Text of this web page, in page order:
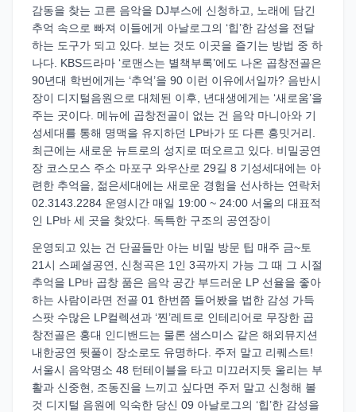
감동을 찾는 고른 음악을 DJ부스에 신청하고, 노래에 담긴
추억 속으로 빠져 이들에게 아날로그의 ‘힙’한 감성을 전달
하는 도구가 되고 있다. 보는 것도 이곳을 즐기는 방법 중 하
나다. KBS드라마 ‘로맨스는 별책부록’에도 나온 곱창전골은
90년대 학번에게는 ‘추억’을 90 이런 이유에서일까? 음반시
장이 디지털음원으로 대체된 이후, 년대생에게는 ‘새로움’을
주는 곳이다. 메뉴에 곱창전골이 없는 건 음악 마니아와 기
성세대를 통해 명맥을 유지하던 LP바가 또 다른 흥밋거리.
최근에는 새로운 뉴트로의 성지로 떠오르고 있다. 비밀공연
장 코스모스 주소 마포구 와우산로 29길 8 기성세대에는 아
련한 추억을, 젊은세대에는 새로운 경험을 선사하는 연락처
02.3143.2284 운영시간 매일 19:00 ~ 24:00 서울의 대표적
인 LP바 세 곳을 찾았다. 독특한 구조의 공연장이
운영되고 있는 건 단골들만 아는 비밀 방문 팁 매주 금~토
21시 스페셜공연, 신청곡은 1인 3곡까지 가능 그 때 그 시절
추억을 LP바 곱창 품은 음악 공간 부드러운 LP 선율을 좋아
하는 사람이라면 전골 01 한번쯤 들어봤을 법한 감성 가득
스팟 수많은 LP컬렉션과 ‘찐’레트로 인테리어로 무장한 곱
창전골은 홍대 인디밴드는 물론 샘스미스 같은 해외뮤지션
내한공연 뒷풀이 장소로도 유명하다. 주저 말고 리퀘스트!
서울시 음악명소 48 턴테이블을 타고 미끄러지듯 울리는 부
활과 신중현, 조동진을 느끼고 싶다면 주저 말고 신청해 볼
것 디지털 음원에 익숙한 당신 09 아날로그의 ‘힙’한 감성을